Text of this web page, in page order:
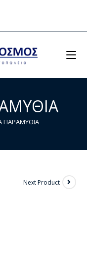
ΠΑΡΑΜΥΘΙΑ
Next Product